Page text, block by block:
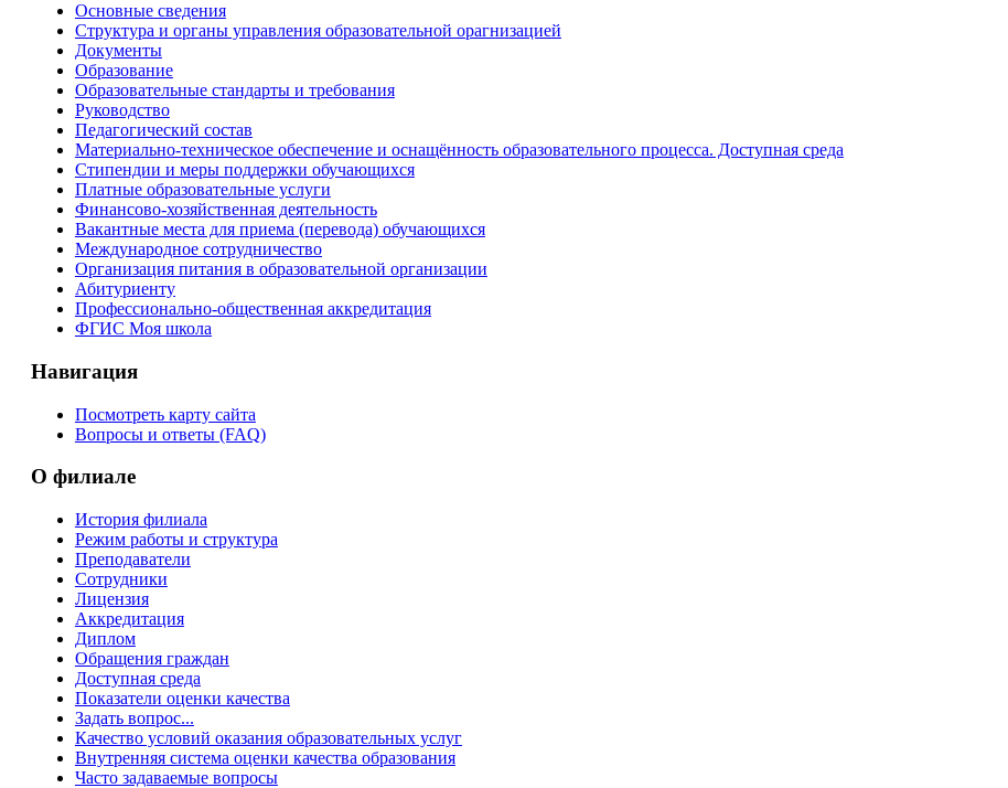
Основные сведения
Структура и органы управления образовательной орагнизацией
Документы
Образование
Образовательные стандарты и требования
Руководство
Педагогический состав
Материально-техническое обеспечение и оснащённость образовательного процесса. Доступная среда
Стипендии и меры поддержки обучающихся
Платные образовательные услуги
Финансово-хозяйственная деятельность
Вакантные места для приема (перевода) обучающихся
Международное сотрудничество
Организация питания в образовательной организации
Абитуриенту
Профессионально-общественная аккредитация
ФГИС Моя школа
Навигация
Посмотреть карту сайта
Вопросы и ответы (FAQ)
О филиале
История филиала
Режим работы и структура
Преподаватели
Сотрудники
Лицензия
Аккредитация
Диплом
Обращения граждан
Доступная среда
Показатели оценки качества
Задать вопрос...
Качество условий оказания образовательных услуг
Внутренняя система оценки качества образования
Часто задаваемые вопросы